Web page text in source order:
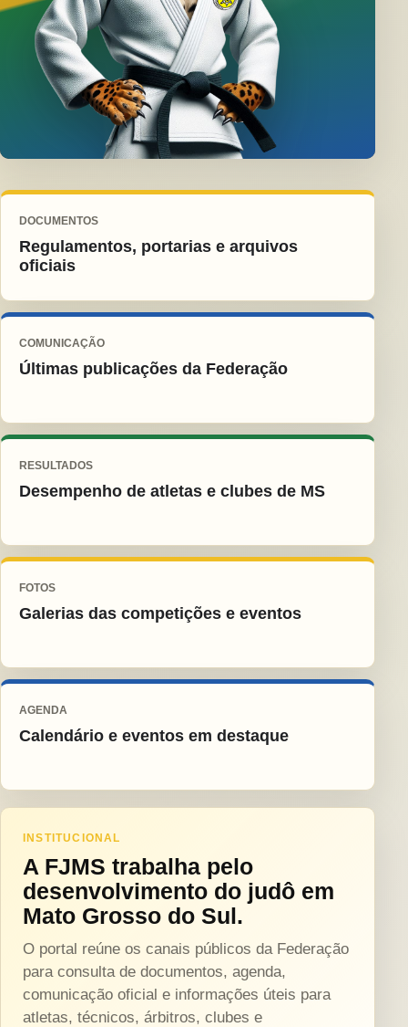
DOCUMENTOS
Regulamentos, portarias e arquivos
oficiais
COMUNICAÇÃO
Últimas publicações da Federação
RESULTADOS
Desempenho de atletas e clubes de MS
FOTOS
Galerias das competições e eventos
AGENDA
Calendário e eventos em destaque
INSTITUCIONAL
A FJMS trabalha pelo
desenvolvimento do judô em
Mato Grosso do Sul.
O portal reúne os canais públicos da Federação
para consulta de documentos, agenda,
comunicação oficial e informações úteis para
atletas, técnicos, árbitros, clubes e